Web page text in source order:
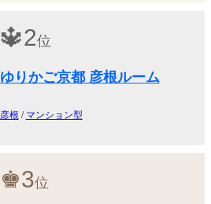
🔱2位
ゆりかご京都 彦根ルーム
彦根 /マンション型
♚3位